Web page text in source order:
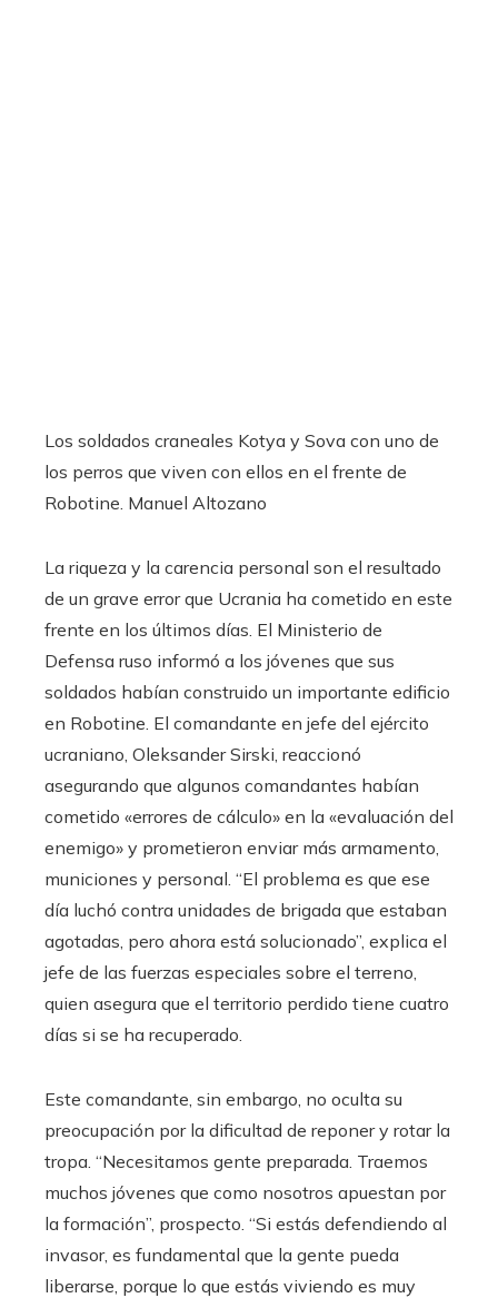
Los soldados craneales Kotya y Sova con uno de
los perros que viven con ellos en el frente de
Robotine. Manuel Altozano
La riqueza y la carencia personal son el resultado
de un grave error que Ucrania ha cometido en este
frente en los últimos días. El Ministerio de
Defensa ruso informó a los jóvenes que sus
soldados habían construido un importante edificio
en Robotine. El comandante en jefe del ejército
ucraniano, Oleksander Sirski, reaccionó
asegurando que algunos comandantes habían
cometido «errores de cálculo» en la «evaluación del
enemigo» y prometieron enviar más armamento,
municiones y personal. “El problema es que ese
día luchó contra unidades de brigada que estaban
agotadas, pero ahora está solucionado”, explica el
jefe de las fuerzas especiales sobre el terreno,
quien asegura que el territorio perdido tiene cuatro
días si se ha recuperado.
Este comandante, sin embargo, no oculta su
preocupación por la dificultad de reponer y rotar la
tropa. “Necesitamos gente preparada. Traemos
muchos jóvenes que como nosotros apuestan por
la formación”, prospecto. “Si estás defendiendo al
invasor, es fundamental que la gente pueda
liberarse, porque lo que estás viviendo es muy